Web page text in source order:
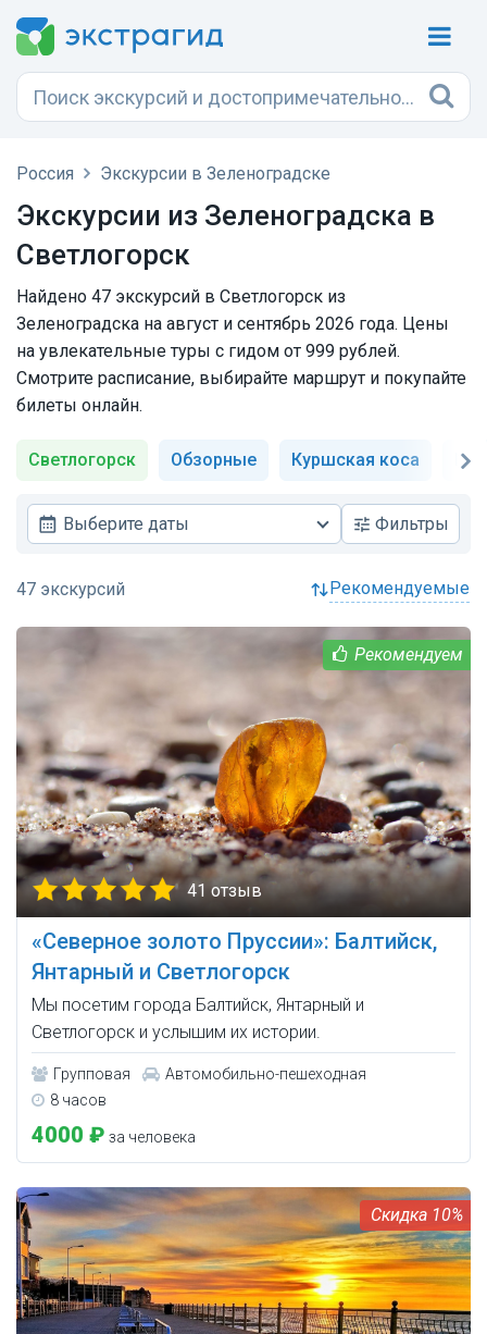
Россия Экскурсии в Зеленоградске
Экскурсии из Зеленоградска в
Светлогорск
Найдено 47 экскурсий в Светлогорск из
Зеленоградска на август и сентябрь 2026 года. Цены
на увлекательные туры с гидом от 999 рублей.
Смотрите расписание, выбирайте маршрут и покупайте
билеты онлайн.
Светлогорск Обзорные Куршская коса
Выберите даты Фильтры
рекомендуемые
41 отзыв
«Северное золото Пруссии»: Балтийск,
Янтарный и Светлогорск
Мы посетим города Балтийск, Янтарный и
Светлогорск и услышим их истории.
Групповая
Автомобильно-пешеходная
8 часов
4000 ₽ за человека
10%